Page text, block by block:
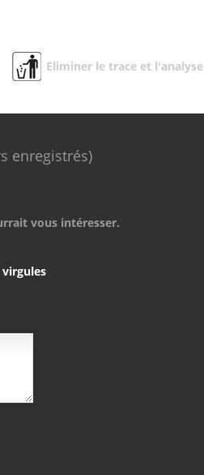
Eliminer le trace et l'analyse
enregistrés)
vous intéresser.
virgules